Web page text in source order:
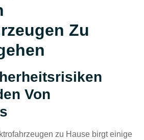
Zu
Von
zu Hause birgt einige